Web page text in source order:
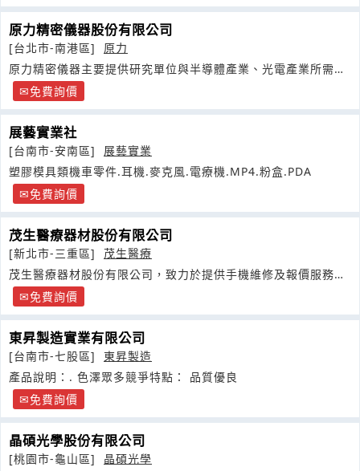
原力精密儀器股份有限公司
[台北市-南港區]
原力
原力精密儀器主要提供研究單位與半導體產業、光電產業所需之
產品元件
免費詢價
展藝實業社
[台南市-安南區]
展藝實業
塑膠模具類機車零件.耳機.麥克風.電療機.MP4.粉盒.PDA
免費詢價
茂生醫療器材股份有限公司
[新北市-三重區]
茂生醫療
茂生醫療器材股份有限公司，致力於提供手機維修及報價服務另
有代理國外相關之牙科器材及儀器
免費詢價
東昇製造實業有限公司
[台南市-七股區]
東昇製造
產品說明：. 色澤眾多競爭特點： 品質優良
免費詢價
晶碩光學股份有限公司
[桃園市-龜山區]
晶碩光學